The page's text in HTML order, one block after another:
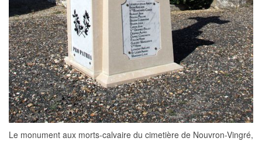
Le monument aux morts-calvaire du cimetière de Nouvron-Vingré,